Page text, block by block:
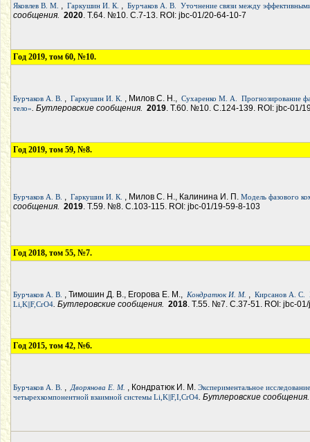
Яковлев В. М. Гаркушин И. К. Бурчаков А. В. Уточнение связи между
сообщения. 2020 . Т.64. №10. С.7-13. ROI: jbc-01/20-64-10-7
Год 2019, том 60, №10.
Бурчаков А. В. Гаркушин И. К. , Милов С. Н., Сухаренко М. А.
Прогнозирование
тело» . Бутлеровские сообщения. 2019 . Т.60. №10. С.124-139. ROI: jbc-01/
Год 2019, том 59, №8.
Бурчаков А. В. Гаркушин И. К. , Милов С. Н., Калинина И. П. Модель фазового
сообщения. 2019 . Т.59. №8. С.103-115. ROI: jbc-01/19-59-8-103
Год 2018, том 55, №7.
Бурчаков А. В. , Тимошин Д. В., Егорова Е. М., Кондратюк И. М. Кирсанов А. С.
Li,K||F,CrO4 . Бутлеровские сообщения. 2018 . Т.55. №7. С.37-51. ROI: jbc-
Год 2015, том 42, №6.
Бурчаков А. В. Дворянова Е. М. , Кондратюк И. М. Экспериментальное
четырехкомпонентной взаимной системы Li,K||F,I,CrO4 . Бутлеровские